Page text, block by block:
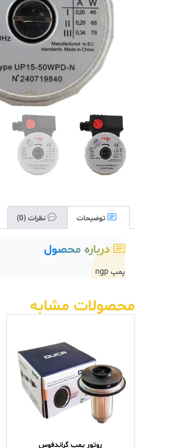
توضیحات نظرات (0)
درباره محصول
پمپ ngp
محصولات مشابه
روتور پمپ گراندفوس